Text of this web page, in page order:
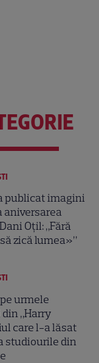
publicat imagini
aniversarea
Oțil: „Fără
zică lumea»”
urmele
„Harry
care l-a lăsat
studiourile din